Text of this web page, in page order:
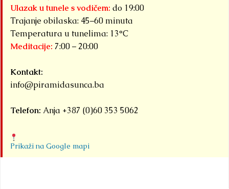
Ulazak u tunele s vodičem: do 19:00
Trajanje obilaska: 45–60 minuta
Temperatura u tunelima: 13°C
Meditacije: 7:00 – 20:00
Kontakt:
info@piramidasunca.ba
Telefon: Anja +387 (0)60 353 5062
Prikaži na Google mapi